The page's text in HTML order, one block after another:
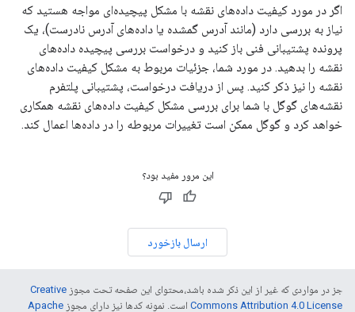
اگر در مورد کیفیت داده‌های نقشه با مشکل پیچیده‌ای مواجه هستید که
نیاز به بررسی دارد (مانند آدرس گمشده یا داده‌های آدرس نادرست)، یک
پرونده پشتیبانی فنی باز کنید و درخواست بررسی پیچیده داده‌های
نقشه را بدهید. در مورد شما، جزئیات مربوط به مشکل کیفیت داده‌های
نقشه را نیز ذکر کنید. پس از دریافت درخواست، پشتیبانی پلتفرم
نقشه‌های گوگل با شما برای بررسی مشکل کیفیت داده‌های نقشه همکاری
خواهد کرد و گوگل ممکن است تغییرات مربوطه را در داده‌ها اعمال کند.
این مرور مفید بود؟
ارسال بازخورد
جز در مواردی که غیر از این ذکر شده باشد،‌محتوای این صفحه تحت مجوز Creative
Commons Attribution 4.0 License است. نمونه کدها نیز دارای مجوز Apache